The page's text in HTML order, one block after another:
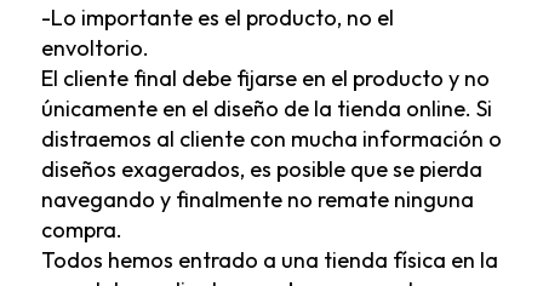
-Lo importante es el producto, no el
envoltorio.
El cliente final debe fijarse en el producto y no
únicamente en el diseño de la tienda online. Si
distraemos al cliente con mucha información o
diseños exagerados, es posible que se pierda
navegando y finalmente no remate ninguna
compra.
Todos hemos entrado a una tienda física en la